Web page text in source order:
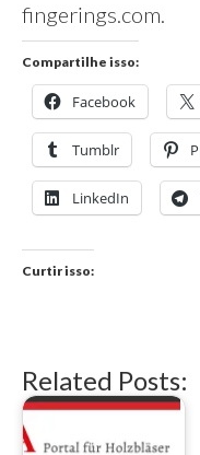
fingerings.com.
Compartilhe isso:
Facebook
Tumblr
LinkedIn
Curtir isso:
Related Posts: